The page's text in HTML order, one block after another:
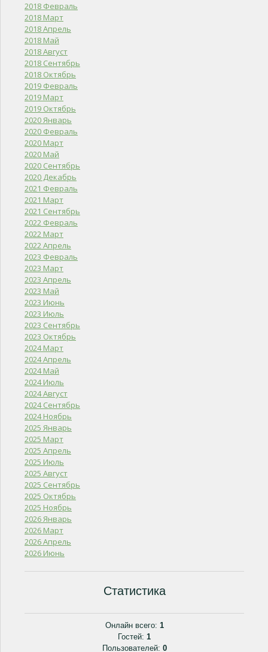
2018 Февраль
2018 Март
2018 Апрель
2018 Май
2018 Август
2018 Сентябрь
2018 Октябрь
2019 Февраль
2019 Март
2019 Октябрь
2020 Январь
2020 Февраль
2020 Март
2020 Май
2020 Сентябрь
2020 Декабрь
2021 Февраль
2021 Март
2021 Сентябрь
2022 Февраль
2022 Март
2022 Апрель
2023 Февраль
2023 Март
2023 Апрель
2023 Май
2023 Июнь
2023 Июль
2023 Сентябрь
2023 Октябрь
2024 Март
2024 Апрель
2024 Май
2024 Июль
2024 Август
2024 Сентябрь
2024 Ноябрь
2025 Январь
2025 Март
2025 Апрель
2025 Июль
2025 Август
2025 Сентябрь
2025 Октябрь
2025 Ноябрь
2026 Январь
2026 Март
2026 Апрель
2026 Июнь
Статистика
Онлайн всего: 1
Гостей: 1
Пользователей: 0